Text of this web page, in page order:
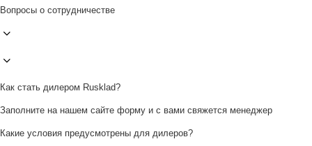
Вопросы о сотрудничестве
Как стать дилером Rusklad?
Заполните на нашем сайте форму и с вами свяжется менеджер
Какие условия предусмотрены для дилеров?